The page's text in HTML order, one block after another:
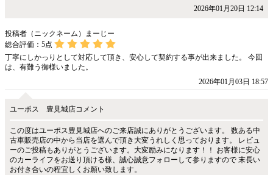
2026年01月20日 12:14
投稿者（ニックネーム）まーじー
総合評価： 5点
丁寧にしかっりとして対応して頂き、安心して契約する事が出来ました。 今回
は、有難う御様いました。
2026年01月03日 18:57
ユーポス 豊見城店コメント
この度はユーポス豊見城店へのご来店誠にありがとうございます。 数ある中
古車販売店の中から当店を選んで頂き大変うれしく思っております。 レビュ
ーのご投稿もありがとうございます。大変励みになります！！ お客様に安心
のカーライフをお送り頂ける様、誠心誠意フォローして参りますので 末長い
お付き合いの程宜しくお願い致します。